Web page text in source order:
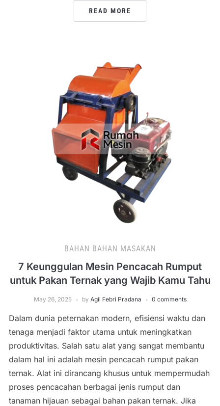
READ MORE
BAHAN BAHAN MASAKAN
7 Keunggulan Mesin Pencacah Rumput
untuk Pakan Ternak yang Wajib Kamu Tahu
May 26, 2025 by Agil Febri Pradana 0 comments
Dalam dunia peternakan modern, efisiensi waktu dan
tenaga menjadi faktor utama untuk meningkatkan
produktivitas. Salah satu alat yang sangat membantu
dalam hal ini adalah mesin pencacah rumput pakan
ternak. Alat ini dirancang khusus untuk mempermudah
proses pencacahan berbagai jenis rumput dan
tanaman hijauan sebagai bahan pakan ternak. Jika